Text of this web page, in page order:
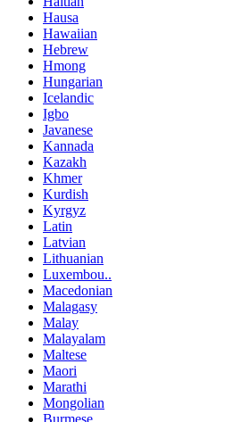
Hausa
Hawaiian
Hebrew
Hmong
Hungarian
Icelandic
Igbo
Javanese
Kannada
Kazakh
Khmer
Kurdish
Kyrgyz
Latin
Latvian
Lithuanian
Luxembou..
Macedonian
Malagasy
Malay
Malayalam
Maltese
Maori
Marathi
Mongolian
Burmese